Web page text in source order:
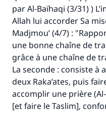
par Al-Baïhaqi (3/31) )
Allah lui accorder Sa
Madjmou’ (4/7) :
une bonne chaîne de
grâce à une chaîne de
La seconde : consiste à
deux Raka’ates, puis
accomplir une prière (
[et faire le Taslim],
Le Messager
"Celui qui indique
même